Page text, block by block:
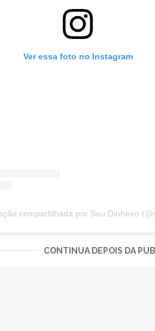
Ver essa foto no Instagram
compartilhada por Seu Dinheiro
CONTINUA DEPOIS DA